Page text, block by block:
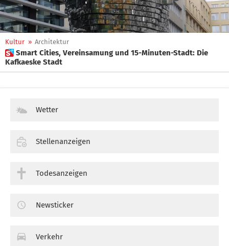
Kultur » Architektur
 Smart Cities, Vereinsamung und 15-Minuten-Stadt: Die
Kafkaeske Stadt
Wetter
Stellenanzeigen
Todesanzeigen
Newsticker
Verkehr